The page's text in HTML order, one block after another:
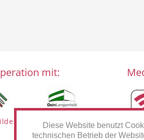
mit:
DeinLangenfeld
Diese Website benutzt
technischen Betrieb der